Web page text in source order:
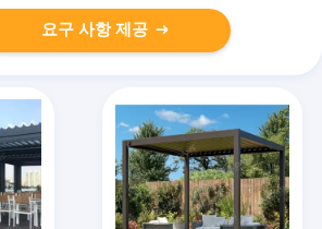
요구 사항 제공